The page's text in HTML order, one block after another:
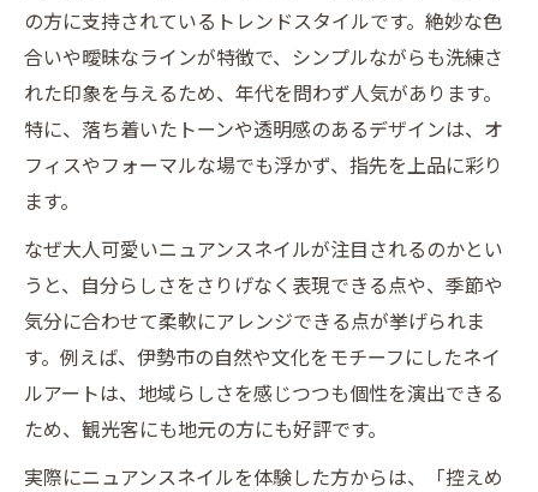
の方に支持されているトレンドスタイルです。絶妙な色
合いや曖昧なラインが特徴で、シンプルながらも洗練さ
れた印象を与えるため、年代を問わず人気があります。
特に、落ち着いたトーンや透明感のあるデザインは、オ
フィスやフォーマルな場でも浮かず、指先を上品に彩り
ます。
なぜ大人可愛いニュアンスネイルが注目されるのかとい
うと、自分らしさをさりげなく表現できる点や、季節や
気分に合わせて柔軟にアレンジできる点が挙げられま
す。例えば、伊勢市の自然や文化をモチーフにしたネイ
ルアートは、地域らしさを感じつつも個性を演出できる
ため、観光客にも地元の方にも好評です。
実際にニュアンスネイルを体験した方からは、「控えめ